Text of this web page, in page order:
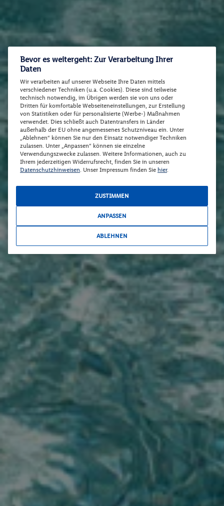
Bevor es weitergeht: Zur Verarbeitung Ihrer
Daten
Wir verarbeiten auf unserer Webseite Ihre Daten mittels
verschiedener Techniken (u.a. Cookies). Diese sind teilweise
technisch notwendig, im Übrigen werden sie von uns oder
Dritten für komfortable Webseiteneinstellungen, zur Erstellung
von Statistiken oder für personalisierte (Werbe-) Maßnahmen
verwendet. Dies schließt auch Datentransfers in Länder
außerhalb der EU ohne angemessenes Schutzniveau ein. Unter
„Ablehnen“ können Sie nur den Einsatz notwendiger Techniken
zulassen. Unter „Anpassen“ können sie einzelne
Verwendungszwecke zulassen. Weitere Informationen, auch zu
Ihrem jederzeitigen Widerrufsrecht, finden Sie in unseren
Datenschutzhinweisen . Unser Impressum finden Sie hier.
ZUSTIMMEN
ANPASSEN
ABLEHNEN